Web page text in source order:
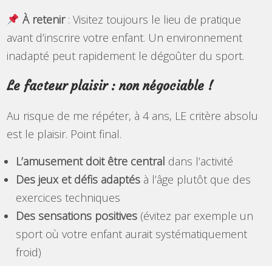
À retenir: Visitez toujours le lieu de pratique
avant d’inscrire votre enfant. Un environnement
inadapté peut rapidement le dégoûter du sport.
Le facteur plaisir : non négociable !
Au risque de me répéter, à 4 ans, LE critère absolu
est le plaisir. Point final.
L’amusement doit être central dans l’activité
Des jeux et défis adaptés à l’âge plutôt que des
exercices techniques
Des sensations positives (évitez par exemple un
sport où votre enfant aurait systématiquement
froid)